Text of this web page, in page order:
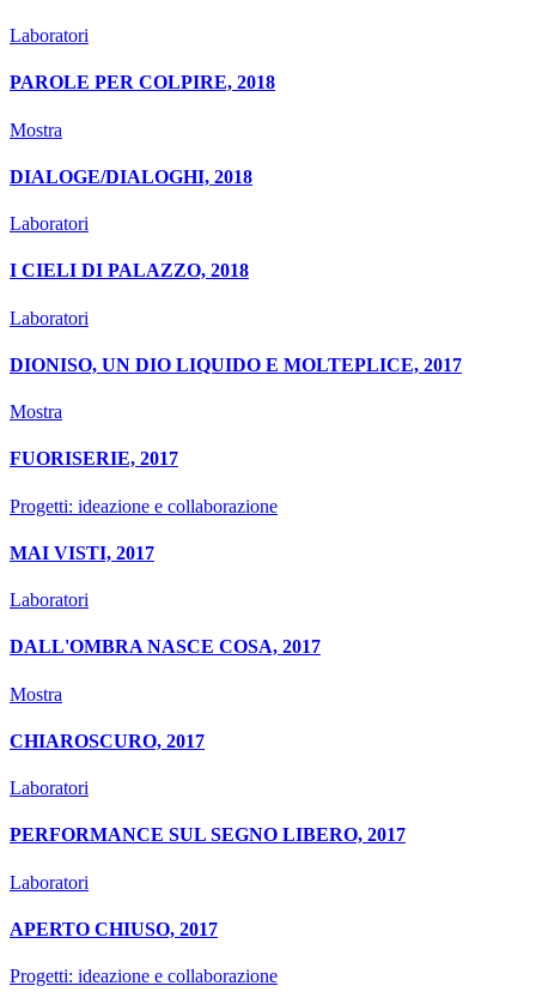
Laboratori
PAROLE PER COLPIRE, 2018
Mostra
DIALOGE/DIALOGHI, 2018
Laboratori
I CIELI DI PALAZZO, 2018
Laboratori
DIONISO, UN DIO LIQUIDO E MOLTEPLICE, 2017
Mostra
FUORISERIE, 2017
Progetti: ideazione e collaborazione
MAI VISTI, 2017
Laboratori
DALL'OMBRA NASCE COSA, 2017
Mostra
CHIAROSCURO, 2017
Laboratori
PERFORMANCE SUL SEGNO LIBERO, 2017
Laboratori
APERTO CHIUSO, 2017
Progetti: ideazione e collaborazione